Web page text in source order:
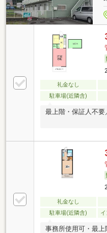
礼金なし
駐車場(近隣含)
最上階・保証人不
礼金なし
駐車場(近隣含)
事務所使用可・最